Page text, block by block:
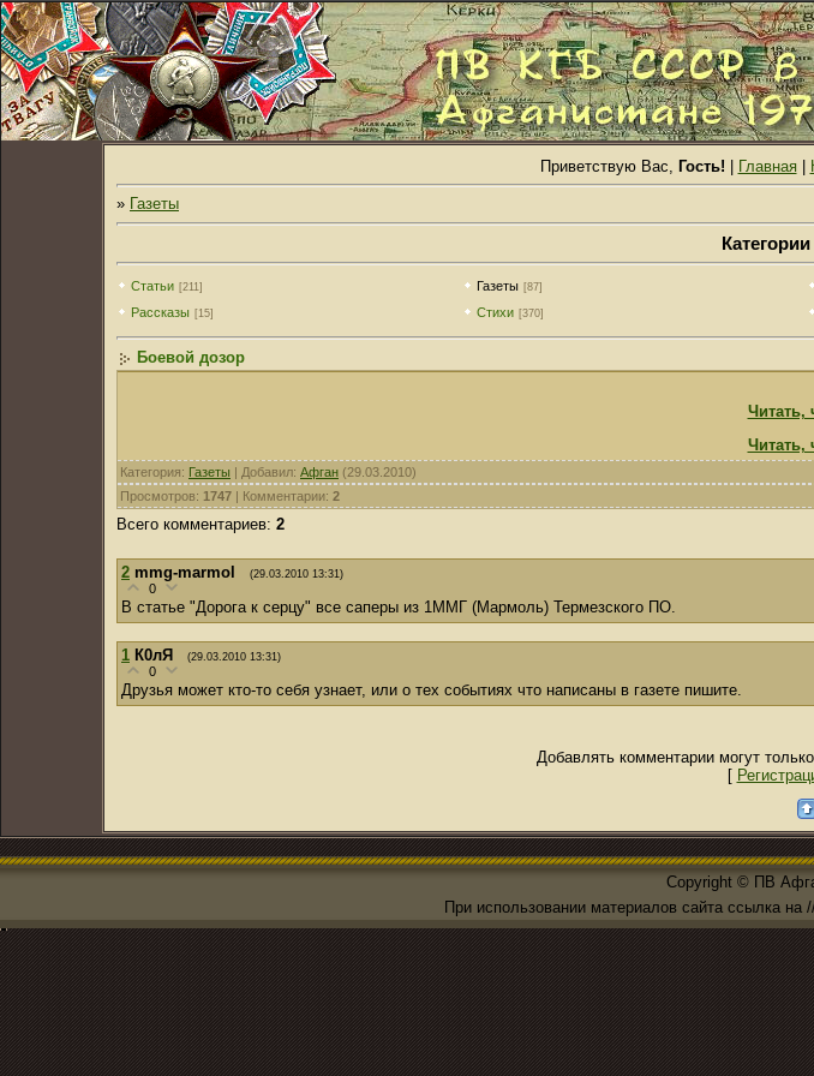
Приветствую Вас, Гость! Главная|
» Газеты
Cтатьи [211] Газеты [87]
Рассказы [15] Стихи [370]
Боевой дозор
Читать,
Читать,
Категория: Газеты | Добавил: Афган (29.03.2010)
Просмотров: 1747 | Комментарии: 2
Всего комментариев: 2
2 mmg-marmol (29.03.2010 13:31)
0
В статье "Дорога к серцу" все саперы из 1ММГ (Мармоль) Термезского ПО.
1 К0лЯ (29.03.2010 13:31)
0
Друзья может кто-то себя узнает, или о тех событиях что написаны в газете пишите.
Добавлять комментарии могут
[
Copyright © ПВ
При использовании материалов сайта ссылка на